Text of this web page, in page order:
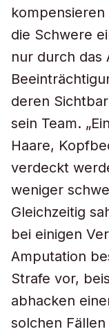
kompensieren
die Schwere
nur durch das
deren
sein Team.
Haare,
verdeckt
weniger
Gleichzeitig
bei einigen
Amputation
Strafe vor,
abhacken
solchen